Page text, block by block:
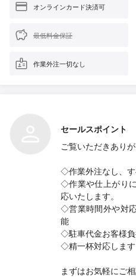
オンラインカード決済可
最低料金保証
作業外注一切なし
セールスポイント
ご覧いただきあり
◇作業外注なし、す
◇作業や仕上がり
応いたします。
◇営業時間外や対
能
◇駐車代金お客様
◇精一杯対応しま
まずはお気軽にご